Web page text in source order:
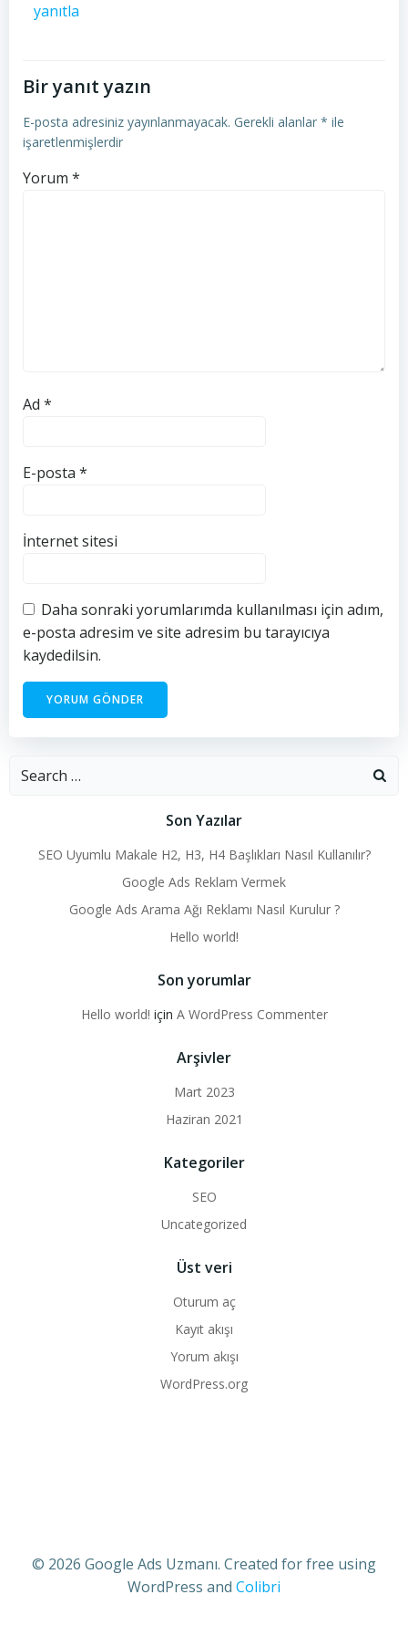
yanıtla
Bir yanıt yazın
E-posta adresiniz yayınlanmayacak. Gerekli alanlar * ile
işaretlenmişlerdir
Yorum *
Ad *
E-posta *
İnternet sitesi
Daha sonraki yorumlarımda kullanılması için adım,
e-posta adresim ve site adresim bu tarayıcıya
kaydedilsin.
Search
Son Yazılar
SEO Uyumlu Makale H2, H3, H4 Başlıkları Nasıl Kullanılır?
Google Ads Reklam Vermek
Google Ads Arama Ağı Reklamı Nasıl Kurulur ?
Hello world!
Son yorumlar
Hello world! için A WordPress Commenter
Arşivler
Mart 2023
Haziran 2021
Kategoriler
SEO
Uncategorized
Üst veri
Oturum aç
Kayıt akışı
Yorum akışı
WordPress.org
© 2026 Google Ads Uzmanı. Created for free using
WordPress and Colibri